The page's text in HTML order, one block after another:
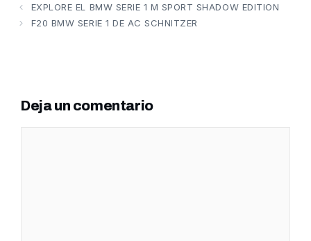
EXPLORE EL BMW SERIE 1 M SPORT SHADOW EDITION
F20 BMW SERIE 1 DE AC SCHNITZER
Deja un comentario